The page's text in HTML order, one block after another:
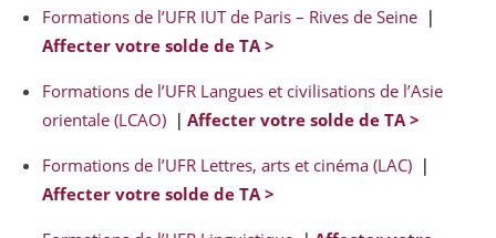
Formations de l’UFR IUT de Paris – Rives de Seine ｜
Affecter votre solde de TA >
Formations de l’UFR Langues et civilisations de l’Asie
orientale (LCAO) ｜Affecter votre solde de TA >
Formations de l’UFR Lettres, arts et cinéma (LAC) ｜
Affecter votre solde de TA >